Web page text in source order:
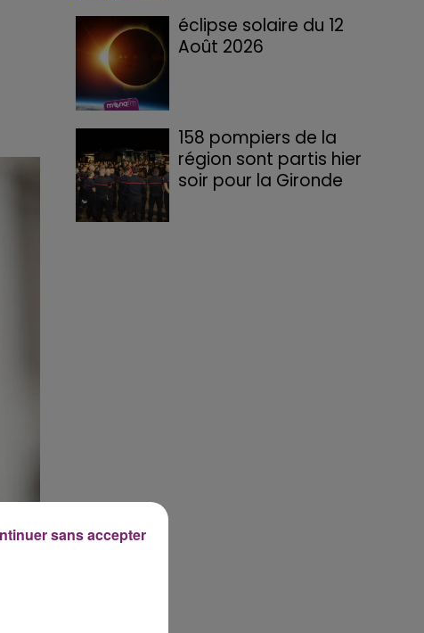
éclipse solaire du 12
Août 2026
158 pompiers de la
région sont partis hier
soir pour la Gironde
sans accepter